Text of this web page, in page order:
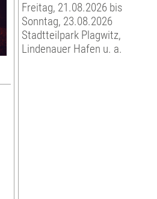
Freitag, 21.08.2026 bis
Sonntag, 23.08.2026
Stadtteilpark Plagwitz,
Lindenauer Hafen u. a.